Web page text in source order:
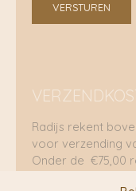
VERSTUREN
Radijs rekent
voor verzending
Onder de €75,00